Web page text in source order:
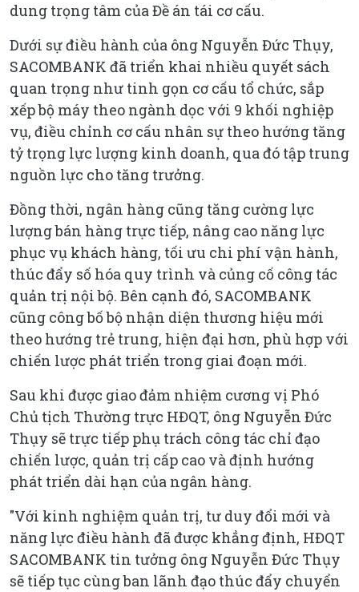
dung trọng tâm của Đề án tái cơ cấu.
Dưới sự điều hành của ông Nguyễn Đức Thụy,
SACOMBANK đã triển khai nhiều quyết sách
quan trọng như tinh gọn cơ cấu tổ chức, sắp
xếp bộ máy theo ngành dọc với 9 khối nghiệp
vụ, điều chỉnh cơ cấu nhân sự theo hướng tăng
tỷ trọng lực lượng kinh doanh, qua đó tập trung
nguồn lực cho tăng trưởng.
Đồng thời, ngân hàng cũng tăng cường lực
lượng bán hàng trực tiếp, nâng cao năng lực
phục vụ khách hàng, tối ưu chi phí vận hành,
thúc đẩy số hóa quy trình và củng cố công tác
quản trị nội bộ. Bên cạnh đó, SACOMBANK
cũng công bố bộ nhận diện thương hiệu mới
theo hướng trẻ trung, hiện đại hơn, phù hợp với
chiến lược phát triển trong giai đoạn mới.
Sau khi được giao đảm nhiệm cương vị Phó
Chủ tịch Thường trực HĐQT, ông Nguyễn Đức
Thụy sẽ trực tiếp phụ trách công tác chỉ đạo
chiến lược, quản trị cấp cao và định hướng
phát triển dài hạn của ngân hàng.
"Với kinh nghiệm quản trị, tư duy đổi mới và
năng lực điều hành đã được khẳng định, HĐQT
SACOMBANK tin tưởng ông Nguyễn Đức Thụy
sẽ tiếp tục cùng ban lãnh đạo thúc đẩy chuyển